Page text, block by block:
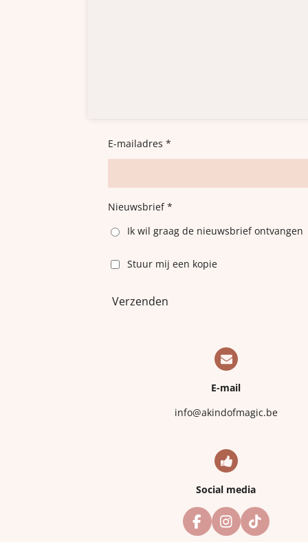
E-mailadres *
Nieuwsbrief *
Ik wil graag de nieuwsbrief ontvangen
Stuur mij een kopie
Verzenden
E-mail
info@akindofmagic.be
Social media
F
I
T